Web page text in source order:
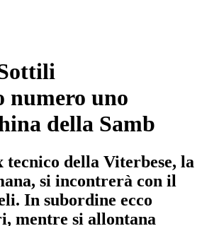
numero uno
della Samb
della Viterbese, la
si incontrerà con il
In subordine ecco
mentre si allontana